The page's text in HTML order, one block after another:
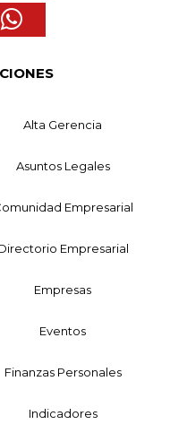
Alta Gerencia
Asuntos Legales
Empresarial
Empresarial
Empresas
Eventos
Finanzas Personales
Indicadores